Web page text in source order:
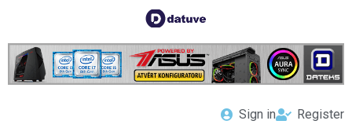
Sign in Register